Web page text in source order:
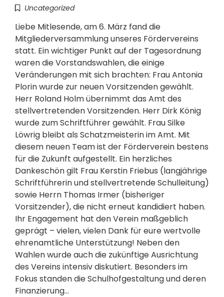
Uncategorized
Liebe Mitlesende, am 6. März fand die
Mitgliederversammlung unseres Fördervereins
statt. Ein wichtiger Punkt auf der Tagesordnung
waren die Vorstandswahlen, die einige
Veränderungen mit sich brachten: Frau Antonia
Plorin wurde zur neuen Vorsitzenden gewählt.
Herr Roland Holm übernimmt das Amt des
stellvertretenden Vorsitzenden. Herr Dirk König
wurde zum Schriftführer gewählt. Frau Silke
Löwrig bleibt als Schatzmeisterin im Amt. Mit
diesem neuen Team ist der Förderverein bestens
für die Zukunft aufgestellt. Ein herzliches
Dankeschön gilt Frau Kerstin Friebus (langjährige
Schriftführerin und stellvertretende Schulleitung)
sowie Herrn Thomas Irmer (bisheriger
Vorsitzender), die nicht erneut kandidiert haben.
Ihr Engagement hat den Verein maßgeblich
geprägt – vielen, vielen Dank für eure wertvolle
ehrenamtliche Unterstützung! Neben den
Wahlen wurde auch die zukünftige Ausrichtung
des Vereins intensiv diskutiert. Besonders im
Fokus standen die Schulhofgestaltung und deren
Finanzierung…